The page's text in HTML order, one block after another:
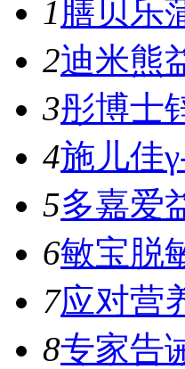
1 膳贝乐
2迪米熊
3彤博士
4施儿佳
5多嘉爱
6敏宝脱
7应对营
8专家告